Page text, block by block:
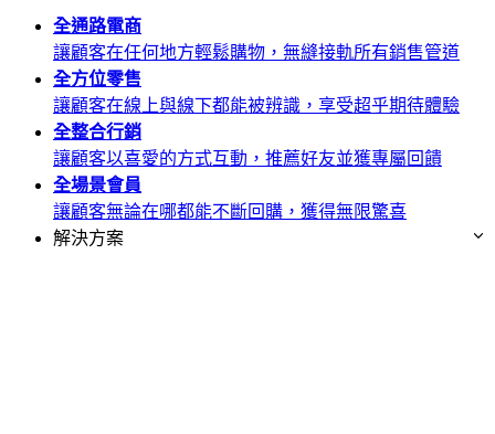
全通路電商
讓顧客在任何地方輕鬆購物，無縫接軌所有銷售管道
全方位零售
讓顧客在線上與線下都能被辨識，享受超乎期待體驗
全整合行銷
讓顧客以喜愛的方式互動，推薦好友並獲專屬回饋
全場景會員
讓顧客無論在哪都能不斷回購，獲得無限驚喜
解決方案